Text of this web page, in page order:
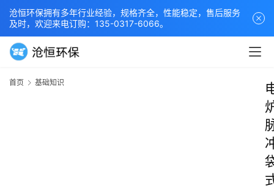
沧恒环保拥有多年行业经验，规格齐全，性能稳定，售后服务
及时，欢迎来电订购：135-0317-6066。
首页 基础知识